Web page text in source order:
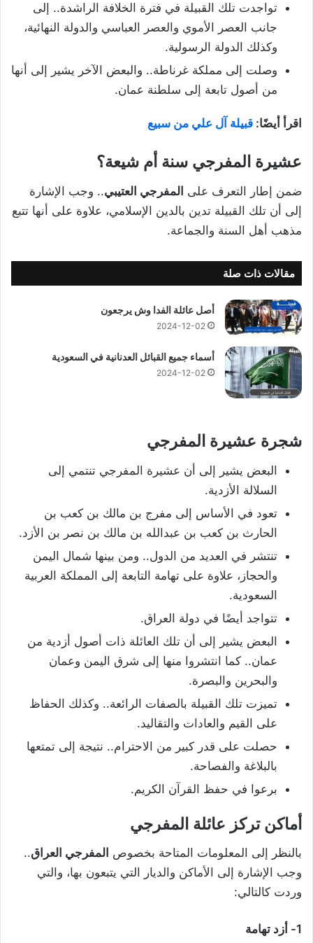
تواجدت تلك القبيلة في فترة الخلافة الراشدة.. إلى
جانب العصر الأموي والعصر العباسي والدولة النهائية،
وكذلك الدولة الرسولية.
وصلت إلى مملكة غرناطة.. والبعض الآخر يشير إلى أنها
من أصول تابعة إلى سلطنة عمان.
اقرأ أيضًا: قبيلة آل علي من سبيع
عشيرة المفرجي سنة أم شيعة؟
ضمن إطار التعرف على المفرجي العتيبي.. وجب الإشارة
إلى أن تلك القبيلة تدين بالدين الإسلامي، علاوة على أنها تتبع
مذهب أهل السنة والجماعة.
مقالات ذات صلة
أصل عائلة الفدا وش يرجعون
2024-12-02
أسماء جميع القبائل العدنانية في السعودية
2024-12-02
شجرة عشيرة المفرجي
البعض يشير إلى أن عشيرة المفرجي تنتمي إلى
السلالة الأزدية.
تعود في الأساس إلى مفرج بن مالك بن كعب بن
الحارث بن كعب بن عبدالله بن مالك بن نصر بن الأزد.
تنتشر في العديد من الدول.. ومن بينها شمال اليمن
والحجاز، علاوة على تهامة التابعة إلى المملكة العربية
السعودية.
تتواجد أيضًا في دولة العراق.
البعض يشير إلى أن تلك العائلة ذات أصول أزدية من
عمان.. كما انتشروا منها إلى شرق اليمن وعمان
والبحرين والبصرة.
تميزت تلك القبيلة بالصفات الرائعة.. وكذلك الحفاظ
على القيم والعادات والتقاليد.
حصلت على قدر كبير من الاحترام.. نتيجة إلى تمتعها
بالبلاغة والفصاحة.
برعوا في حفظ القرآن الكريم.
أماكن تركز عائلة المفرجي
بالنظر إلى المعلومات المتاحة بخصوص المفرجي العراق..
وجب الإشارة إلى الأماكن والديار التي يتبعون بها، والتي
وردت كالتالي:
1- أزد تهامة